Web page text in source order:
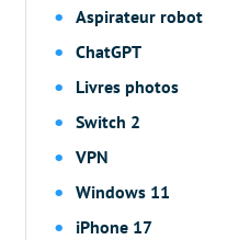
Aspirateur robot
ChatGPT
Livres photos
Switch 2
VPN
Windows 11
iPhone 17